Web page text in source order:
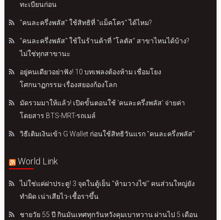
ทะเบียนก่อน
"คนละครึ่งพลัส" ใช้สิทธิที่ "แม็คโคร" ได้ไหม?
"คนละครึ่งพลัส" ใช้ในร้านค้าที่ "โลตัส" สาขาไหนได้บ้าง?
ไม่ใช่ทุกสาขานะ
อยู่คนเดียวอย่าฟัง! 10 บทเพลงต้องห้าม เชื่อมโยง
โศกนาฏกรรม-เรื่องสยองก้องโลก
มัดรวมมาให้แล้ว! เปิดขั้นตอนใช้ 'คนละครึ่งพลัส' จ่ายค่า
โดยสาร BTS-MRT-รถเมล์
วิธีเติมเงินเข้า G Wallet ก่อนใช้สิทธิวันแรก "คนละครึ่งพลัส"
World Link
ไม่ใช่แค่ฝาประตู! 3 จุดในตู้เย็น "ห้ามวางไข่" คนส่วนใหญ่ยัง
ทำผิด เน่าเสียไว-เชื้อราขึ้น
ชายวัย 55 ปี กินมันเทศทุกวันหวังคุมเบาหวาน ผ่านไป 5 เดือน